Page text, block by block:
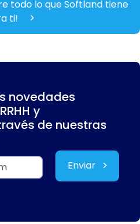
todo lo que Softland tiene
ti!
novedades
y
de nuestras
Enviar